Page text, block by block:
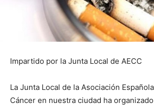
Impartido por la Junta Local de AECC
La Junta Local de la Asociación
Cáncer en nuestra ciudad ha